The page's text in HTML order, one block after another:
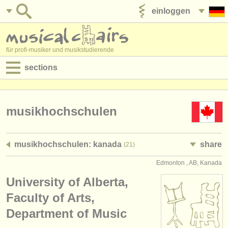
einloggen
für profi-musiker und musikstudierende
sections
jobs - verwaltung
kurse
musikwettbewerbe
musikhochschulen
musikhochschulen: kanada (21) share
Edmonton , AB, Kanada
University of Alberta,
Faculty of Arts,
Department of Music